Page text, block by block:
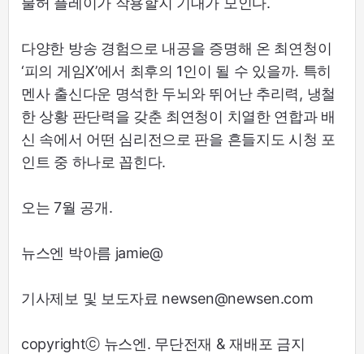
다양한 방송 경험으로 내공을 증명해 온 최연청이
‘피의 게임X’에서 최후의 1인이 될 수 있을까. 특히
멘사 출신다운 명석한 두뇌와 뛰어난 추리력, 냉철
한 상황 판단력을 갖춘 최연청이 치열한 연합과 배
신 속에서 어떤 심리전으로 판을 흔들지도 시청 포
인트 중 하나로 꼽힌다.
오는 7월 공개.
뉴스엔 박아름 jamie@
기사제보 및 보도자료 newsen@newsen.com
copyrightⓒ 뉴스엔. 무단전재 & 재배포 금지